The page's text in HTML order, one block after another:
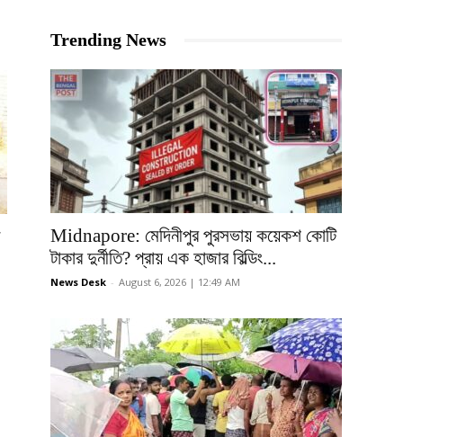
Trending News
Midnapore: মেদিনীপুর পুরসভায় কয়েকশ কোটি
টাকার দুর্নীতি? প্রায় এক হাজার বিল্ডিং...
News Desk - August 6, 2026 | 12:49 AM